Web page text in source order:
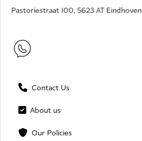
Pastoriestraat 100, 5623 AT Eindhoven
Contact Us
About us
Our Policies